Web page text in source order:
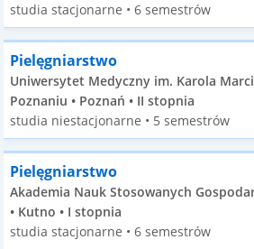
studia stacjonarne • 6 semestrów
Pielęgniarstwo
Uniwersytet Medyczny im. Karola
Poznaniu • Poznań • II stopnia
studia niestacjonarne • 5 semestrów
Pielęgniarstwo
Akademia Nauk Stosowanych
• Kutno • I stopnia
studia stacjonarne • 6 semestrów